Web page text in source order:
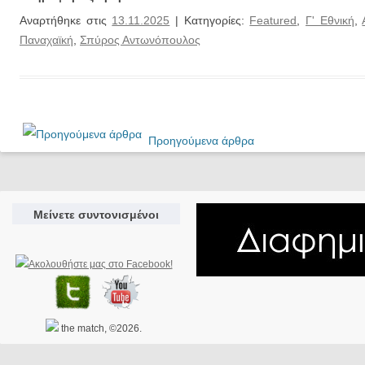
Αναρτήθηκε στις 13.11.2025 | Κατηγορίες: Featured Γ' Εθνική ,
Παναχαϊκή
Σπύρος Αντωνόπουλος
Προηγούμενα άρθρα
Μείνετε συντονισμένοι
the match, ©2026.